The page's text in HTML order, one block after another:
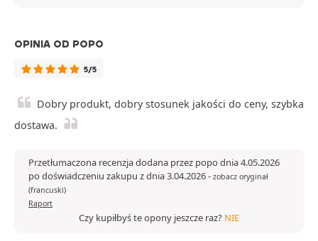
OPINIA OD POPO
5/5
Dobry produkt, dobry stosunek jakości do ceny, szybka
dostawa.
Przetłumaczona recenzja dodana przez popo dnia 4.05.2026
po doświadczeniu zakupu z dnia 3.04.2026- zobacz oryginał
(francuski)
Raport
Czy kupiłbyś te opony jeszcze raz? NIE